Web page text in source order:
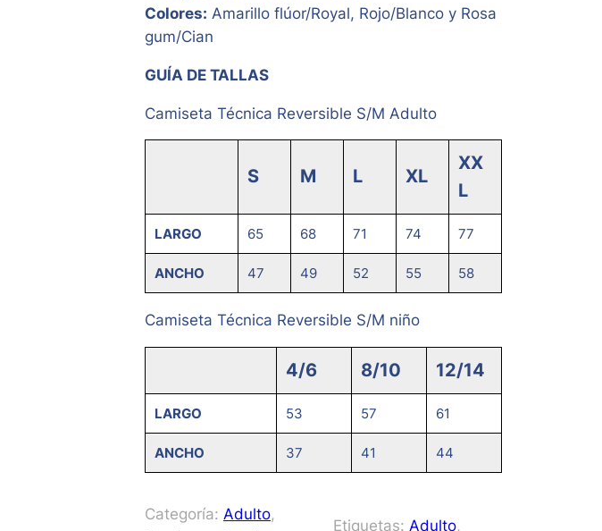
Colores: Amarillo flúor/Royal, Rojo/Blanco y Rosa
gum/Cian
GUÍA DE TALLAS
Camiseta Técnica Reversible S/M Adulto
S M L XL
XX
L
LARGO 65 68 71 74 77
ANCHO 47 49 52 55 58
Camiseta Técnica Reversible S/M niño
4/6 8/10 12/14
LARGO 53 57 61
ANCHO 37 41 44
Categoría: Adulto
Etiquetas:Adulto